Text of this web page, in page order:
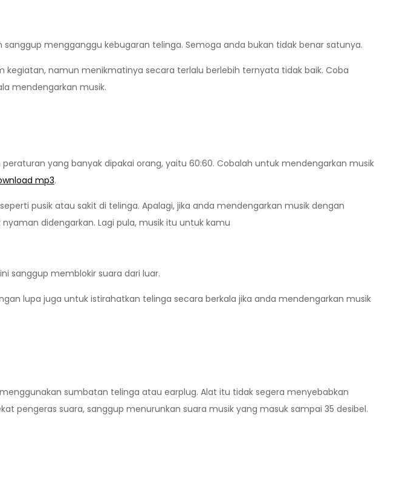
mengganggu kebugaran telinga. Semoga anda bukan tidak benar satunya.
namun menikmatinya secara terlalu berlebih ternyata tidak baik. Coba
mendengarkan musik.
yang banyak dipakai orang, yaitu 60:60. Cobalah untuk mendengarkan musik
mp3.
pusik atau sakit di telinga. Apalagi, jika anda mendengarkan musik dengan
didengarkan. Lagi pula, musik itu untuk kamu
sanggup memblokir suara dari luar.
lupa juga untuk istirahatkan telinga secara berkala jika anda mendengarkan musik
sumbatan telinga atau earplug. Alat itu tidak segera menyebabkan
pengeras suara, sanggup menurunkan suara musik yang masuk sampai 35 desibel.